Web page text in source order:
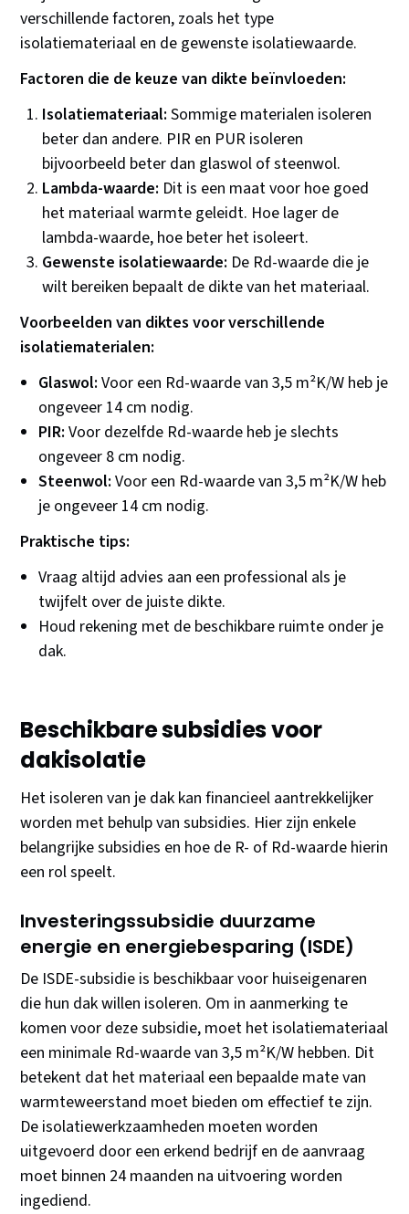
verschillende factoren, zoals het type
isolatiemateriaal en de gewenste isolatiewaarde.
Factoren die de keuze van dikte beïnvloeden:
Isolatiemateriaal: Sommige materialen isoleren
beter dan andere. PIR en PUR isoleren
bijvoorbeeld beter dan glaswol of steenwol.
Lambda-waarde: Dit is een maat voor hoe goed
het materiaal warmte geleidt. Hoe lager de
lambda-waarde, hoe beter het isoleert.
Gewenste isolatiewaarde: De Rd-waarde die je
wilt bereiken bepaalt de dikte van het materiaal.
Voorbeelden van diktes voor verschillende
isolatiematerialen:
Glaswol: Voor een Rd-waarde van 3,5 m²K/W heb je
ongeveer 14 cm nodig.
PIR: Voor dezelfde Rd-waarde heb je slechts
ongeveer 8 cm nodig.
Steenwol: Voor een Rd-waarde van 3,5 m²K/W heb
je ongeveer 14 cm nodig.
Praktische tips:
Vraag altijd advies aan een professional als je
twijfelt over de juiste dikte.
Houd rekening met de beschikbare ruimte onder je
dak.
Beschikbare subsidies voor
dakisolatie
Het isoleren van je dak kan financieel aantrekkelijker
worden met behulp van subsidies. Hier zijn enkele
belangrijke subsidies en hoe de R- of Rd-waarde hierin
een rol speelt.
Investeringssubsidie duurzame
energie en energiebesparing (ISDE)
De ISDE-subsidie is beschikbaar voor huiseigenaren
die hun dak willen isoleren. Om in aanmerking te
komen voor deze subsidie, moet het isolatiemateriaal
een minimale Rd-waarde van 3,5 m²K/W hebben. Dit
betekent dat het materiaal een bepaalde mate van
warmteweerstand moet bieden om effectief te zijn.
De isolatiewerkzaamheden moeten worden
uitgevoerd door een erkend bedrijf en de aanvraag
moet binnen 24 maanden na uitvoering worden
ingediend.